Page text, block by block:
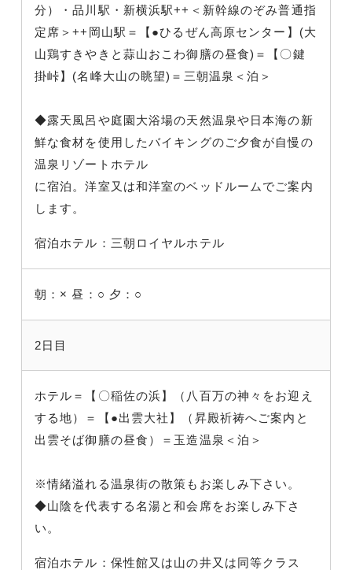
分）・品川駅・新横浜駅++＜新幹線のぞみ普通指
定席＞++岡山駅＝【●ひるぜん高原センター】(大
山鶏すきやきと蒜山おこわ御膳の昼食)＝【〇鍵
掛峠】(名峰大山の眺望)＝三朝温泉＜泊＞
◆露天風呂や庭園大浴場の天然温泉や日本海の新
鮮な食材を使用したバイキングのご夕食が自慢の
温泉リゾートホテル
に宿泊。洋室又は和洋室のベッドルームでご案内
します。
宿泊ホテル：三朝ロイヤルホテル
朝：× 昼：○ 夕：○
2日目
ホテル＝【〇稲佐の浜】（八百万の神々をお迎え
する地）＝【●出雲大社】（昇殿祈祷へご案内と
出雲そば御膳の昼食）＝玉造温泉＜泊＞
※情緒溢れる温泉街の散策もお楽しみ下さい。
◆山陰を代表する名湯と和会席をお楽しみ下さ
い。
宿泊ホテル：保性館又は山の井又は同等クラス